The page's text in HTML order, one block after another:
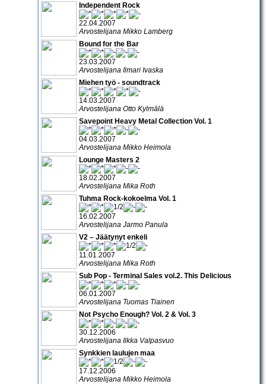
Independent Rock
22.04.2007
Arvostelijana Mikko Lamberg
Bound for the Bar
23.03.2007
Arvostelijana Ilmari Ivaska
Miehen työ - soundtrack
14.03.2007
Arvostelijana Otto Kylmälä
Savepoint Heavy Metal Collection Vol. 1
04.03.2007
Arvostelijana Mikko Heimola
Lounge Masters 2
18.02.2007
Arvostelijana Mika Roth
Tuhma Rock-kokoelma Vol. 1
16.02.2007
Arvostelijana Jarmo Panula
V2 – Jäätynyt enkeli
11.01.2007
Arvostelijana Mika Roth
Sub Pop - Terminal Sales vol.2. This Delicious
06.01.2007
Arvostelijana Tuomas Tiainen
Not Psycho Enough? Vol. 2 & Vol. 3
30.12.2006
Arvostelijana Ilkka Valpasvuo
Synkkien laulujen maa
17.12.2006
Arvostelijana Mikko Heimola